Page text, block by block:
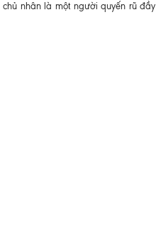
nhân là một người quyến rũ đầy